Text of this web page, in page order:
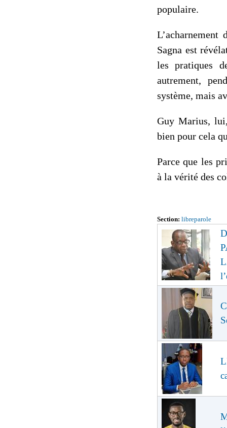
populaire.
Sagna est
les pratiques
autrement,
système, mais
Guy Marius,
bien pour cela
Parce que les
à la vérité des
Section: libreparole